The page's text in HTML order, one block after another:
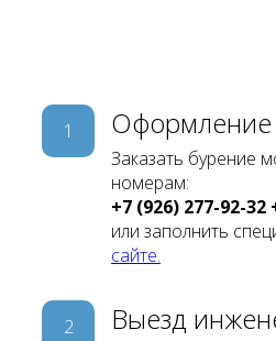
1 Оформление
Заказать бурение
номерам:
+7 (926) 277-92-32
или заполнить
сайте.
2 Выезд